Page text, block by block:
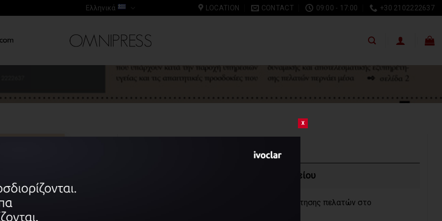
Ελληνικά LOCATION CONTACT 09:00 - 17:00 +30 2102222637
Oργάνωση και διαχείριση οδοντιατρείου
Πως να αποφύγετε έξι συχνά λάθη εξυπηρέτησης πελατών στο
x